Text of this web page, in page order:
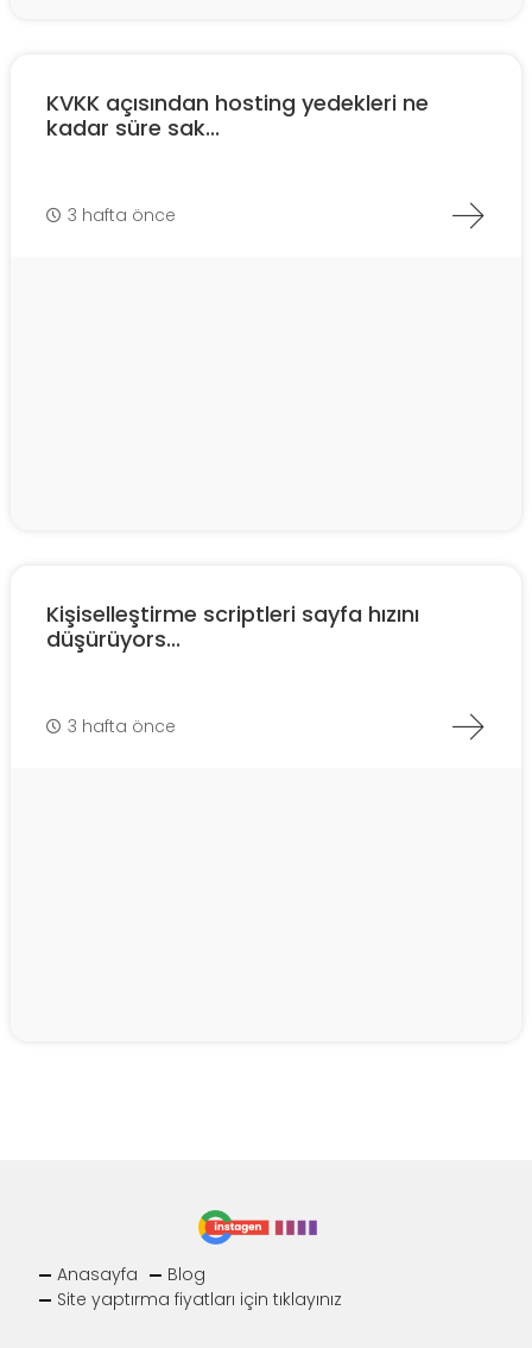
KVKK açısından hosting yedekleri ne
kadar süre sak...
3 hafta önce
Kişiselleştirme scriptleri sayfa hızını
düşürüyors...
3 hafta önce
Anasayfa
Blog
Site yaptırma fiyatları için tıklayınız